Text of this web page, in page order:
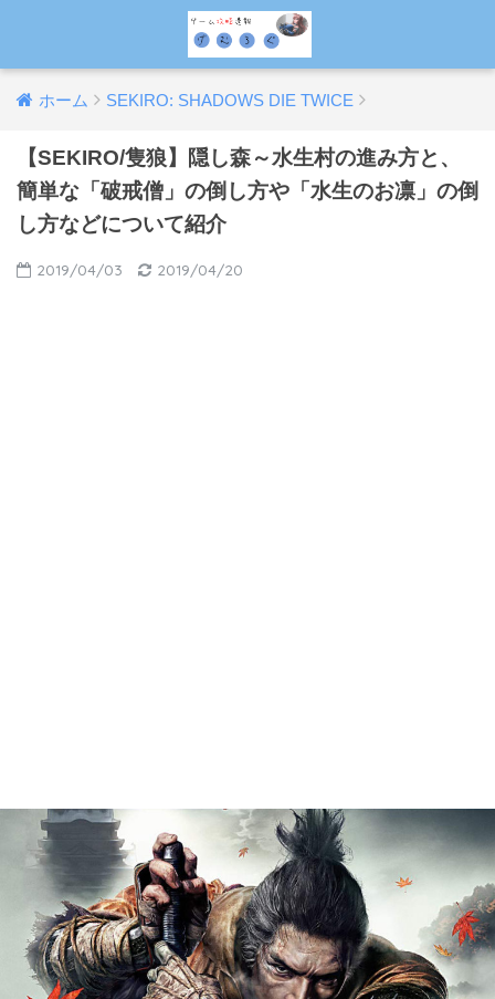
ホーム SEKIRO: SHADOWS DIE TWICE
【SEKIRO/隻狼】隠し森～水生村の進み方と、
簡単な「破戒僧」の倒し方や「水生のお凛」の倒
し方などについて紹介
2019/04/03 2019/04/20